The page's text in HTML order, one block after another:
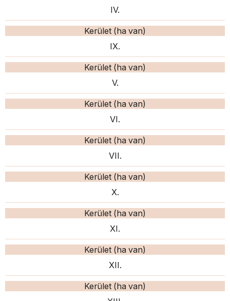
IV.
Kerület (ha van)
IX.
Kerület (ha van)
V.
Kerület (ha van)
VI.
Kerület (ha van)
VII.
Kerület (ha van)
X.
Kerület (ha van)
XI.
Kerület (ha van)
XII.
Kerület (ha van)